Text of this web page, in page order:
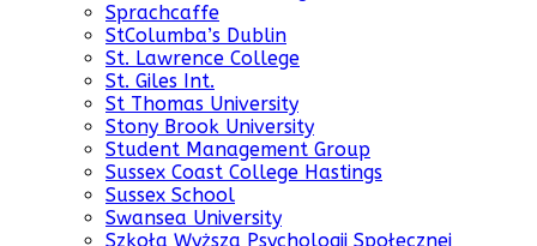
Sprachcaffe
StColumba’s Dublin
St. Lawrence College
St. Giles Int.
St Thomas University
Stony Brook University
Student Management Group
Sussex Coast College Hastings
Sussex School
Swansea University
Szkoła Wyższa Psychologii Społecznej